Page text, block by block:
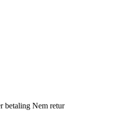
betaling Nem retur